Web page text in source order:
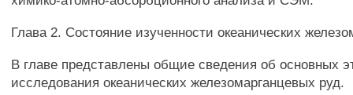
Глава 2. Состояние изученности океанических
В главе представлены общие сведения об основных
исследования океанических железомарганцевых руд.